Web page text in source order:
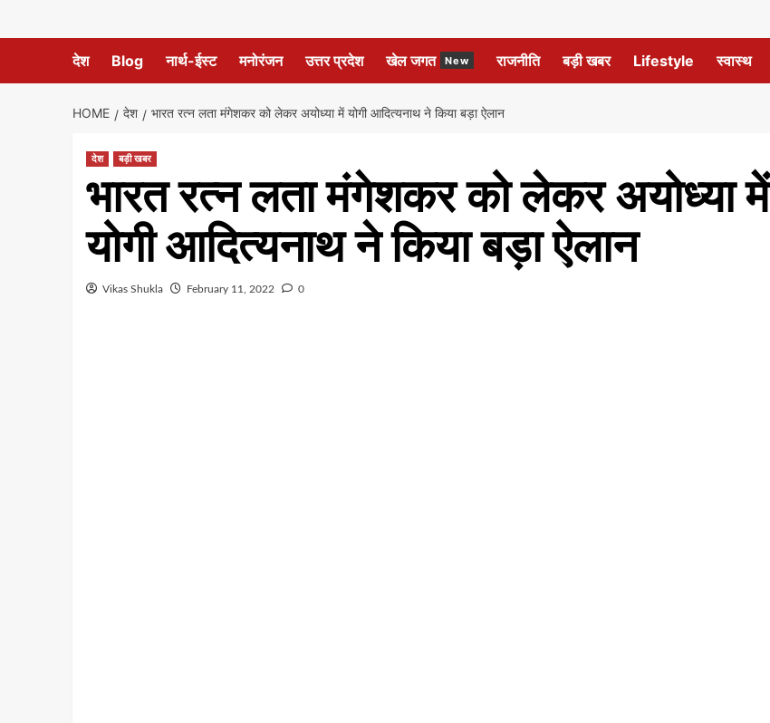
देश Blog नार्थ-ईस्ट मनोरंजन उत्तर प्रदेश खेल जगत New राजनीति बड़ी खबर Lifestyle स्वास्थ
HOME देश भारत रत्न लता मंगेशकर को लेकर अयोध्या में योगी आदित्यनाथ ने किया बड़ा ऐलान
देश बड़ी खबर
भारत रत्न लता मंगेशकर को लेकर अयोध्या में
योगी आदित्यनाथ ने किया बड़ा ऐलान
Vikas Shukla February 11, 2022 0